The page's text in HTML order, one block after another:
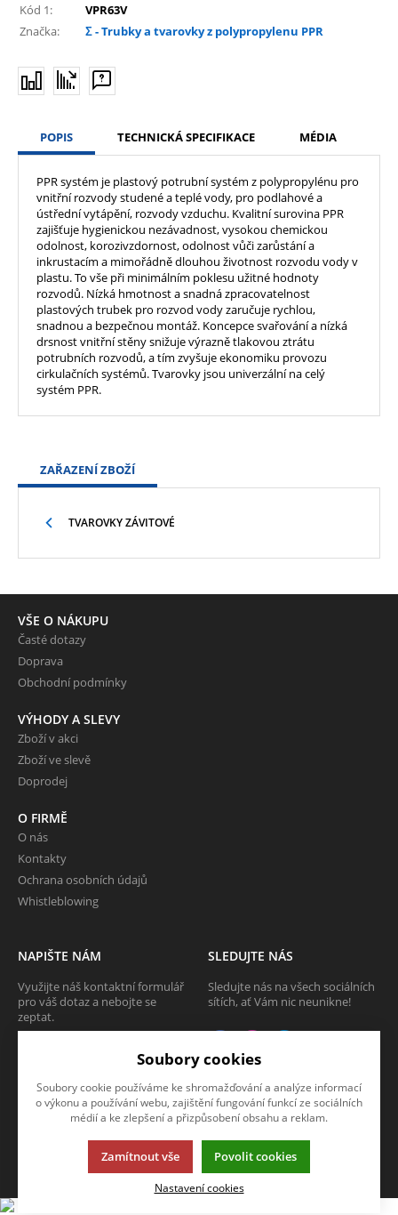
Kód 1:
VPR63V
Značka:
Σ - Trubky a tvarovky z polypropylenu PPR
POPIS TECHNICKÁ SPECIFIKACE MÉDIA
PPR systém je plastový potrubní systém z polypropylénu pro
vnitřní rozvody studené a teplé vody, pro podlahové a
ústřední vytápění, rozvody vzduchu. Kvalitní surovina PPR
zajišťuje hygienickou nezávadnost, vysokou chemickou
odolnost, korozivzdornost, odolnost vůči zarůstání a
inkrustacím a mimořádně dlouhou životnost rozvodu vody v
plastu. To vše při minimálním poklesu užitné hodnoty
rozvodů. Nízká hmotnost a snadná zpracovatelnost
plastových trubek pro rozvod vody zaručuje rychlou,
snadnou a bezpečnou montáž. Koncepce svařování a nízká
drsnost vnitřní stěny snižuje výrazně tlakovou ztrátu
potrubních rozvodů, a tím zvyšuje ekonomiku provozu
cirkulačních systémů. Tvarovky jsou univerzální na celý
systém PPR.
ZAŘAZENÍ ZBOŽÍ
TVAROVKY ZÁVITOVÉ
VŠE O NÁKUPU
Časté dotazy
Doprava
Obchodní podmínky
VÝHODY A SLEVY
Zboží v akci
Zboží ve slevě
Doprodej
O FIRMĚ
O nás
Kontakty
Ochrana osobních údajů
Whistleblowing
NAPIŠTE NÁM
Využijte náš kontaktní formulář
pro váš dotaz a nebojte se
zeptat.
SLEDUJTE NÁS
Sledujte nás na všech sociálních
sítích, ať Vám nic neunikne!
© 2013-2026 Internetový obchod TECAM PCV a.s.
K2 e-shop - První e-shop, který uřídí celou vaši firmu.
Soubory cookies
Soubory cookie používáme ke shromažďování a analýze informací
o výkonu a používání webu, zajištění fungování funkcí ze sociálních
médií a ke zlepšení a přizpůsobení obsahu a reklam.
Zamítnout vše Povolit cookies
Nastavení cookies